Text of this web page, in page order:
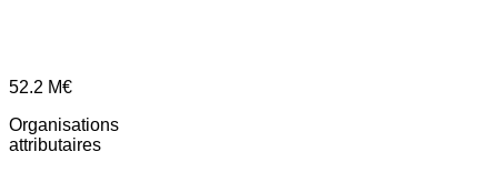
52.2 M€
Organisations
attributaires